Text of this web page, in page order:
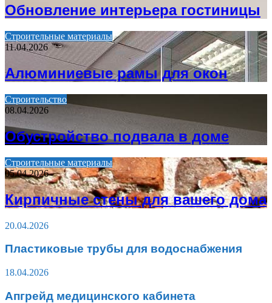
Обновление интерьера гостиницы
Строительные материалы
11.04.2026
Алюминиевые рамы для окон
Строительство
08.04.2026
Обустройство подвала в доме
Строительные материалы
05.04.2026
Кирпичные стены для вашего дома
20.04.2026
Пластиковые трубы для водоснабжения
18.04.2026
Апгрейд медицинского кабинета